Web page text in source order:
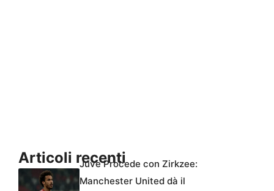
Articoli recentiJuve Procede con Zirkzee:
Manchester United dà il